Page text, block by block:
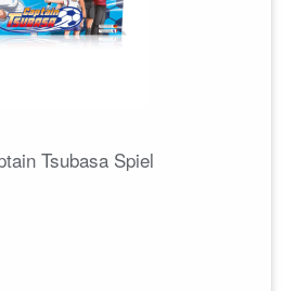
Tsubasa Spiel